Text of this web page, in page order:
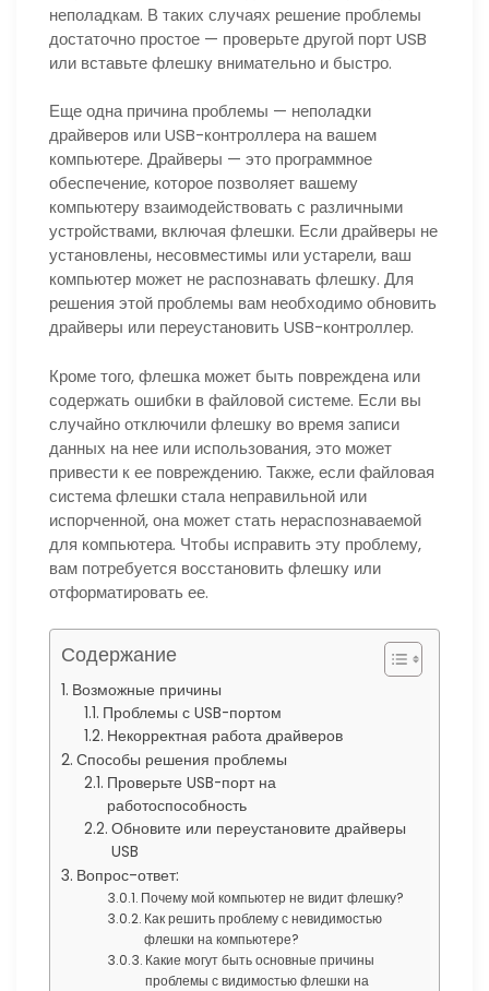
неполадкам. В таких случаях решение проблемы
достаточно простое — проверьте другой порт USB
или вставьте флешку внимательно и быстро.
Еще одна причина проблемы — неполадки
драйверов или USB-контроллера на вашем
компьютере. Драйверы — это программное
обеспечение, которое позволяет вашему
компьютеру взаимодействовать с различными
устройствами, включая флешки. Если драйверы не
установлены, несовместимы или устарели, ваш
компьютер может не распознавать флешку. Для
решения этой проблемы вам необходимо обновить
драйверы или переустановить USB-контроллер.
Кроме того, флешка может быть повреждена или
содержать ошибки в файловой системе. Если вы
случайно отключили флешку во время записи
данных на нее или использования, это может
привести к ее повреждению. Также, если файловая
система флешки стала неправильной или
испорченной, она может стать нераспознаваемой
для компьютера. Чтобы исправить эту проблему,
вам потребуется восстановить флешку или
отформатировать ее.
Содержание
Возможные причины
Проблемы с USB-портом
Некорректная работа драйверов
Способы решения проблемы
Проверьте USB-порт на
работоспособность
Обновите или переустановите драйверы
USB
Вопрос-ответ:
Почему мой компьютер не видит флешку?
Как решить проблему с невидимостью
флешки на компьютере?
Какие могут быть основные причины
проблемы с видимостью флешки на